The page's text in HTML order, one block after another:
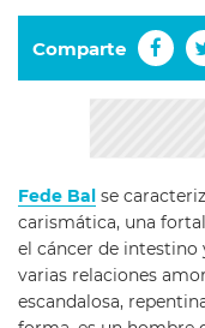
Comparte
Fede Bal se
carismática, una
el cáncer de
varias relaciones
escandalosa,